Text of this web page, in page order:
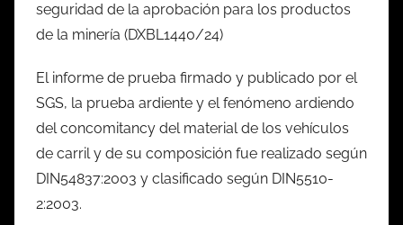
seguridad de la aprobación para los productos
de la minería (DXBL1440/24)
El informe de prueba firmado y publicado por el
SGS, la prueba ardiente y el fenómeno ardiendo
del concomitancy del material de los vehículos
de carril y de su composición fue realizado según
DIN54837:2003 y clasificado según DIN5510-
2:2003.